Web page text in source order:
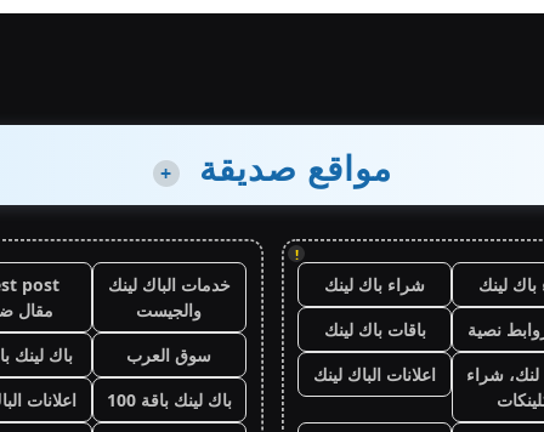
مواقع صديقة +
!
لينك
شراء باك لينك
نصية
باقات باك لينك
شراء
اعلانات الباك لينك
خدمات الباك لينك
والجيست
post
مقال
سوق العرب
باك لينك
باك لينك باقة 100
اعلانات